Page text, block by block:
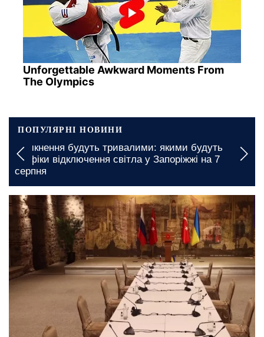
Unforgettable Awkward Moments From
The Olympics
ПОПУЛЯРНІ НОВИНИ
У Вінницькій області на багато годин залишаться
без світла: кому варто бути готовими до графіків
відключення на 7 серпня
вчора, 10:10